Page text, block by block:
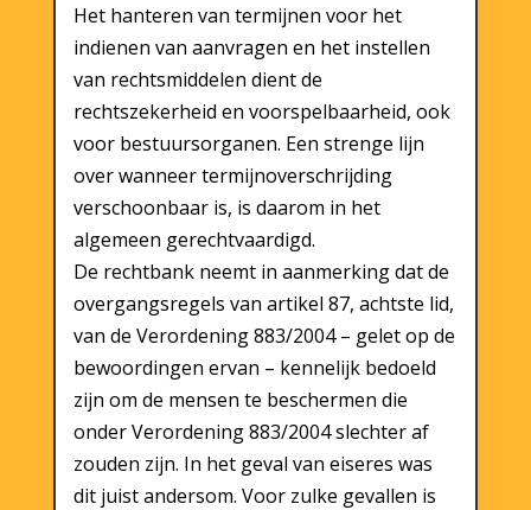
Het hanteren van termijnen voor het
indienen van aanvragen en het instellen
van rechtsmiddelen dient de
rechtszekerheid en voorspelbaarheid, ook
voor bestuursorganen. Een strenge lijn
over wanneer termijnoverschrijding
verschoonbaar is, is daarom in het
algemeen gerechtvaardigd.
De rechtbank neemt in aanmerking dat de
overgangsregels van artikel 87, achtste lid,
van de Verordening 883/2004 – gelet op de
bewoordingen ervan – kennelijk bedoeld
zijn om de mensen te beschermen die
onder Verordening 883/2004 slechter af
zouden zijn. In het geval van eiseres was
dit juist andersom. Voor zulke gevallen is